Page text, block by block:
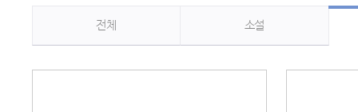
전체 소설